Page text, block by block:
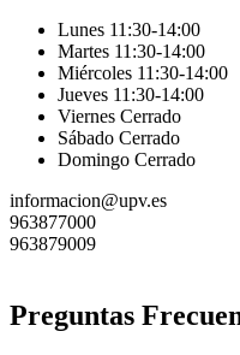
Lunes 11:30-14:00
Martes 11:30-14:00
Miércoles 11:30-14:00
Jueves 11:30-14:00
Viernes Cerrado
Sábado Cerrado
Domingo Cerrado
informacion@upv.es
963877000
963879009
Preguntas